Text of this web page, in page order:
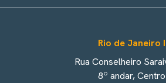
Rio de Janeiro I
Rua Conselheiro
8º andar, Centro